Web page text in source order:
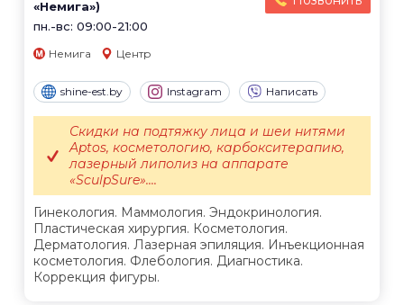
«Немига»)
пн.-вс: 09:00-21:00
Немига Центр
shine-est.by Instagram Написать
Гинекология. Маммология. Эндокринология.
Пластическая хирургия. Косметология.
Дерматология. Лазерная эпиляция. Инъекционная
косметология. Флебология. Диагностика.
Коррекция фигуры.
Скидки на подтяжку лица и шеи нитями
Aptos, косметологию, карбокситерапию,
лазерный липолиз на аппарате
«SculpSure»....